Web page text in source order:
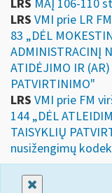
LRS MAĮ 106-110
LRS VMI prie LR
83 „DĖL
ADMINISTRACINĮ
ATIDĖJIMO IR
PATVIRTINIMO"
LRS VMI prie FM
144 „DĖL
TAISYKLIŲ
nusižengimų